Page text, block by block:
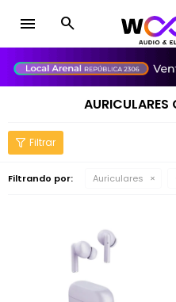
menu
AURICULARES
Filtrando por: Auriculares
close